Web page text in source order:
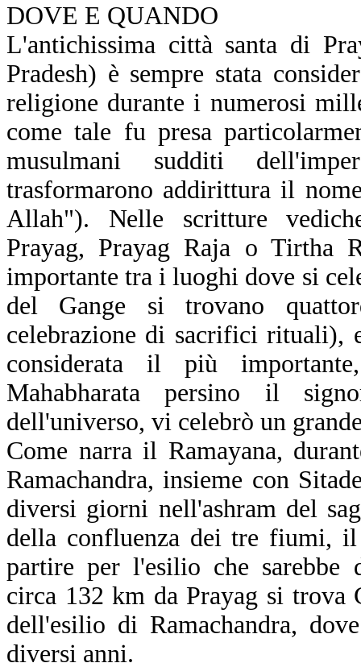
DOVE E QUANDO
L'antichissima città santa di
Pradesh) è sempre stata
religione durante i numerosi
come tale fu presa
musulmani sudditi
trasformarono addirittura il
Allah"). Nelle scritture
Prayag, Prayag Raja o Tirtha
importante tra i luoghi dove si
del Gange si trovano
celebrazione di sacrifici rituali),
considerata il più
Mahabharata persino il
dell'universo, vi celebrò un
Come narra il Ramayana,
Ramachandra, insieme con
diversi giorni nell'ashram del
della confluenza dei tre fiumi,
partire per l'esilio che sarebbe
circa 132 km da Prayag si trova
dell'esilio di Ramachandra,
diversi anni.